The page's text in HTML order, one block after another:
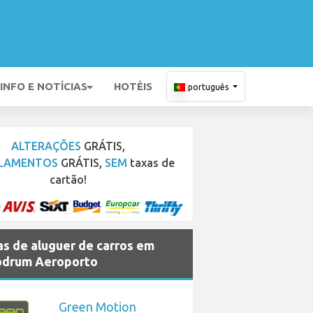
INFO E NOTÍCIAS HOTÉIS português
ALTERAÇÕES GRÁTIS,
GRÁTIS, SEM taxas de
cartão!
de aluguer de carros em
Aeroporto
Green Motion